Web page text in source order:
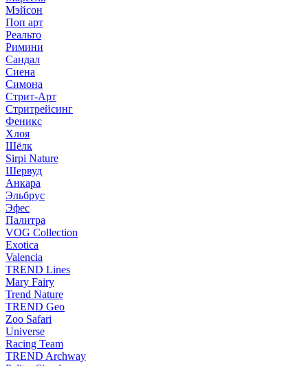
Мэйсон
Поп арт
Реальто
Римини
Сандал
Сиена
Симона
Стрит-Арт
Стритрейсинг
Феникс
Хлоя
Шёлк
Sirpi Nature
Шервуд
Анкара
Эльбрус
Эфес
Палитра
VOG Collection
Exotica
Valencia
TREND Lines
Mary Fairy
Trend Nature
TREND Geo
Zoo Safari
Universe
Racing Team
TREND Archway